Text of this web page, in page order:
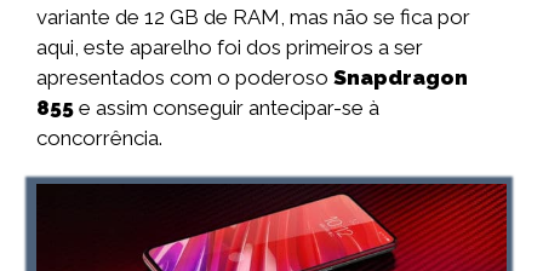
variante de 12 GB de RAM, mas não se fica por
aqui, este aparelho foi dos primeiros a ser
apresentados com o poderoso Snapdragon
855 e assim conseguir antecipar-se à
concorrência.